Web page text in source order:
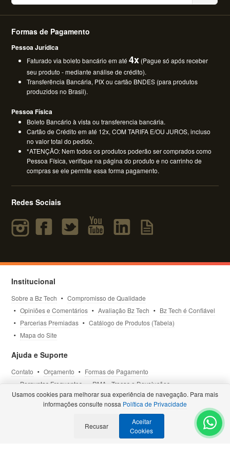
Formas de Pagamento
Pessoa Jurídica
Faturado via boleto bancário em até4x (Pague só após receber
seu produto - mediante análise de crédito).
Transferência Bancária, PIX ou cartão BNDES (para produtos
produzidos no Brasil).
Pessoa Física
Boleto Bancário à vista ou transferencia bancária.
Cartão de Crédito em até 12x, COM TARIFA E/OU JUROS, incluso
no valor total do pedido.
*ATENÇÃO: Nem todos os produtos poderão ser comprados como
Pessoa Física, verifique na página do produto e no carrinho de
compras se ele permite essa forma pagamento.
Redes Sociais
Institucional
Sobre a Bz Tech
Compromisso de Qualidade
Opiniões e Comentários
Avaliação Bz Tech
Bz Tech é Confiável
Parcerias Premiadas
Catálogo de Produtos (Tabela)
Mapa do Site
Ajuda e Suporte
Contato Orçamento
Formas de Pagamento
Perguntas Frequentes
RMA - Trocas e Devoluções
Política de Privacidade
Termos de Uso Site Seguro
Selos e Certificações- Veja todas as Parcerias Premiadas
Usamos cookies para melhorar sua experiência de navegação. Para mais
informações consulte nossa Política de Privacidade
Recusar
Aceitar
Cookies